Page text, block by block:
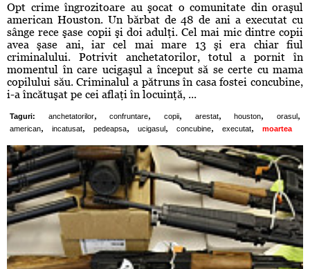
Opt crime îngrozitoare au şocat o comunitate din oraşul
american Houston. Un bărbat de 48 de ani a executat cu
sânge rece şase copii şi doi adulţi. Cel mai mic dintre copii
avea şase ani, iar cel mai mare 13 şi era chiar fiul
criminalului. Potrivit anchetatorilor, totul a pornit în
momentul în care ucigaşul a început să se certe cu mama
copilului său. Criminalul a pătruns în casa fostei concubine,
i-a încătuşat pe cei aflaţi în locuinţă, ...
Taguri: anchetatorilor, confruntare, copii, arestat, houston, orasul ,
american, incatusat, pedeapsa, ucigasul , concubine, executat, moartea